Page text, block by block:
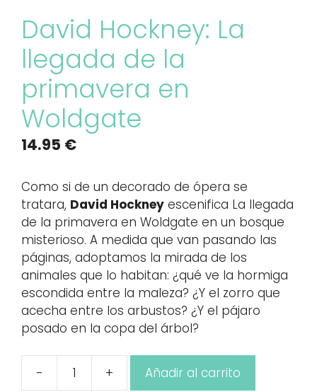
David Hockney: La
llegada de la
primavera en
Woldgate
14.95 €
Como si de un decorado de ópera se
tratara, David Hockney escenifica La llegada
de la primavera en Woldgate en un bosque
misterioso. A medida que van pasando las
páginas, adoptamos la mirada de los
animales que lo habitan: ¿qué ve la hormiga
escondida entre la maleza? ¿Y el zorro que
acecha entre los arbustos? ¿Y el pájaro
posado en la copa del árbol?
-
David
+ Añadir al carrito